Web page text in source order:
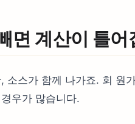
면 계산이 틀어
소스가 함께 나가죠. 회 원
우가 많습니다.